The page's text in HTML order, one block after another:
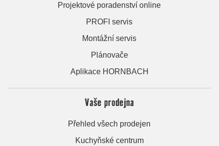
Projektové poradenství online
PROFI servis
Montážní servis
Plánovače
Aplikace HORNBACH
Vaše prodejna
Přehled všech prodejen
Kuchyňské centrum